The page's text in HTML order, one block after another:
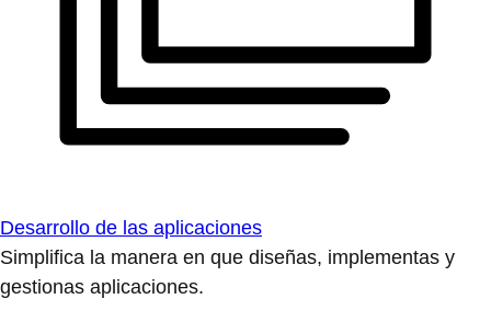
Desarrollo de las aplicaciones
Simplifica la manera en que diseñas, implementas y
gestionas aplicaciones.